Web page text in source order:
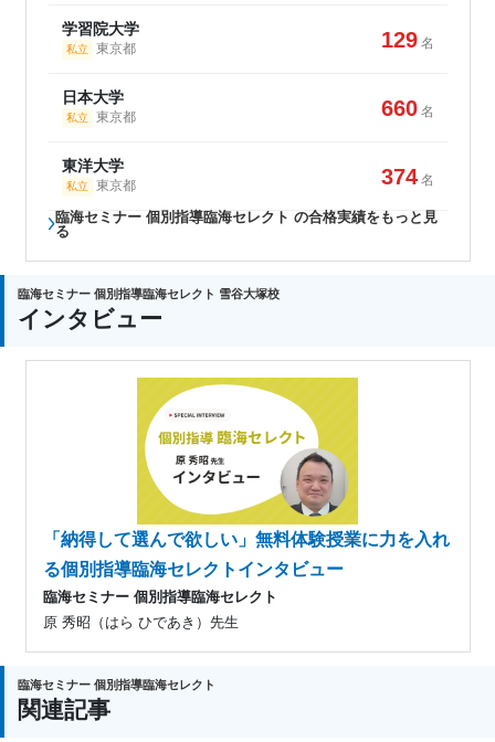
学習院大学
私立 東京都 129 名
日本大学
私立 東京都 660 名
東洋大学
私立 東京都 374 名
臨海セミナー 個別指導臨海セレクト の合格実績をもっと見
る
臨海セミナー 個別指導臨海セレクト 雪谷大塚校
インタビュー
「納得して選んで欲しい」無料体験授業に力を入れ
る個別指導臨海セレクトインタビュー
臨海セミナー 個別指導臨海セレクト
原 秀昭（はら ひであき）先生
臨海セミナー 個別指導臨海セレクト
関連記事